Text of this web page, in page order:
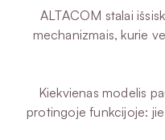
ALTACOM stalai
mechanizmais, kurie
Kiekvienas modelis
protingoje funkcijoje: